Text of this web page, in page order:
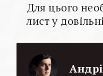
Для цього
лист у